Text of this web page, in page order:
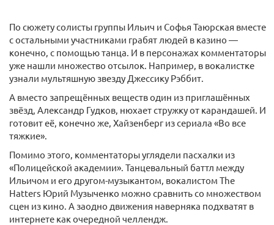
По сюжету солисты группы Ильич и Софья Таюрская вместе
с остальными участниками грабят людей в казино —
конечно, с помощью танца. И в персонажах комментаторы
уже нашли множество отсылок. Например, в вокалистке
узнали мультяшную звезду Джессику Рэббит.
А вместо запрещённых веществ один из приглашённых
звёзд, Александр Гудков, нюхает стружку от карандашей. И
готовит её, конечно же, Хайзенберг из сериала «Во все
тяжкие».
Помимо этого, комментаторы углядели пасхалки из
«Полицейской академии». Танцевальный баттл между
Ильичом и его другом-музыкантом, вокалистом The
Hatters Юрий Музыченко можно сравнить со множеством
сцен из кино. А заодно движения наверняка подхватят в
интернете как очередной челлендж.